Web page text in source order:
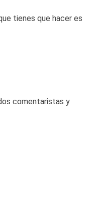
tienes que hacer es
comentaristas y